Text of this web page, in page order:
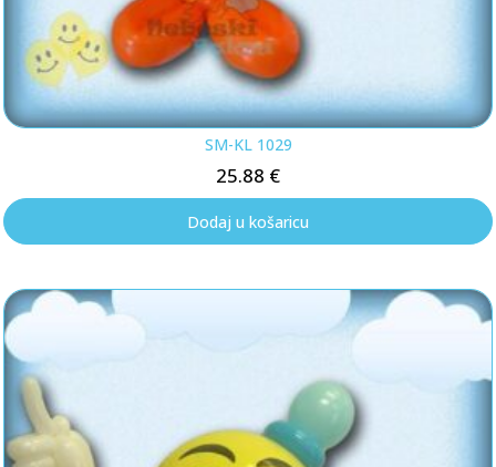
SM-KL 1029
25.88 €
Dodaj u košaricu